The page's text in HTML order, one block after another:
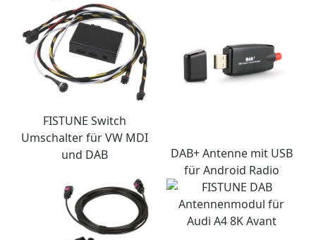
FISTUNE Switch
Umschalter für VW MDI
und DAB
DAB+ Antenne mit USB
für Android Radio